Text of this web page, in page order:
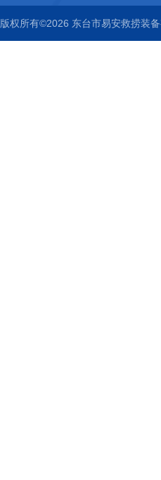
版权所有©2026 东台市易安救捞装